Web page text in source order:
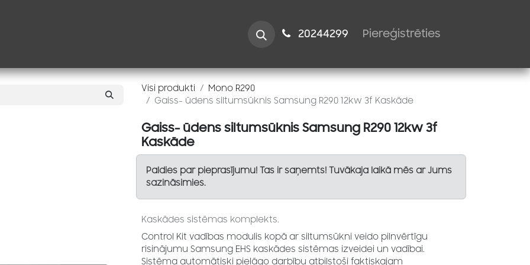
Speciālistiem 2024​​4299 Piereģistrēties
Visi produkti
Mono R290
Gaiss- ūdens siltumsūknis Samsung R290 12kw 3f Kaskāde
Gaiss- ūdens siltumsūknis Samsung R290 12kw 3f
Kaskāde
Paldies par pieprasījumu! Tas ir saņemts! Tuvākaja laikā mēs ar Jums
sazināsimies.
Kaskādes sistēmas komplekts.
Control Kit vadības modulis kopā ar siltumsūkni veido pilnvērtīgu
risinājumu Samsung EHS kaskādes sistēmas izveidei un vadībai.
Sistēma automātiski pielāgo darbību atbilstoši faktiskajam